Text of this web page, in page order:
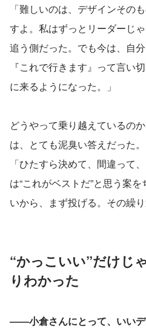
「難しいのは、デザインその
すよ。私はずっとリーダーじ
追う側だった。でも今は、自
『これで行きます』って言い
に来るようになった。」
どうやって乗り越えているの
は、とても泥臭い答えだった。
「ひたすら決めて、間違って
は“これがベストだ”と思う案
いから、まず投げる。その繰り
“かっこいい”だけじ
りわかった
――小倉さんにとって、いいデ